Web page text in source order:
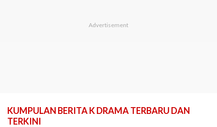
KUMPULAN BERITA K DRAMA TERBARU DAN
TERKINI